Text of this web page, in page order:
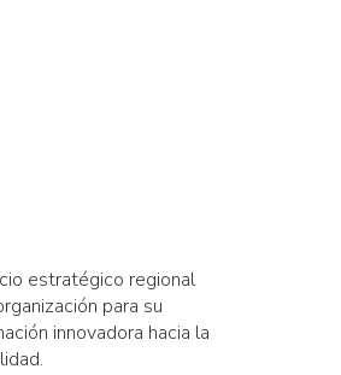
estratégico regional
para su
innovadora hacia la